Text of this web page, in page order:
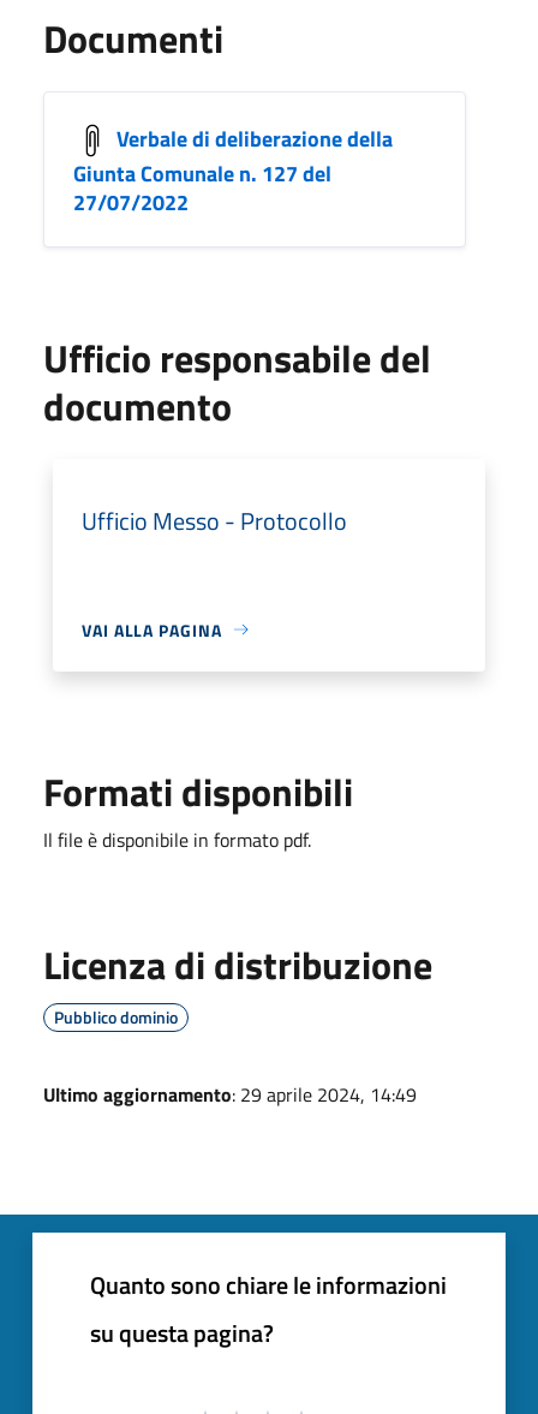
Documenti
Verbale di deliberazione della
Giunta Comunale n. 127 del
27/07/2022
Ufficio responsabile del
documento
Ufficio Messo - Protocollo
VAI ALLA PAGINA
Formati disponibili
Il file è disponibile in formato pdf.
Licenza di distribuzione
Pubblico dominio
Ultimo aggiornamento: 29 aprile 2024, 14:49
Quanto sono chiare le informazioni
su questa pagina?